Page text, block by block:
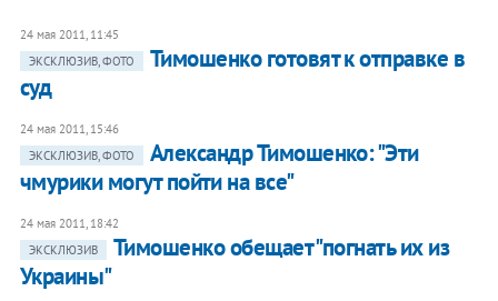
24 мая 2011, 11:45
ЭКСКЛЮЗИВ, ФОТО
Тимошенко готовят к отправке в
суд
24 мая 2011, 15:46
ЭКСКЛЮЗИВ, ФОТО
Александр Тимошенко: "Эти
чмурики могут пойти на все"
24 мая 2011, 18:42
ЭКСКЛЮЗИВ
Тимошенко обещает "погнать их из
Украины"